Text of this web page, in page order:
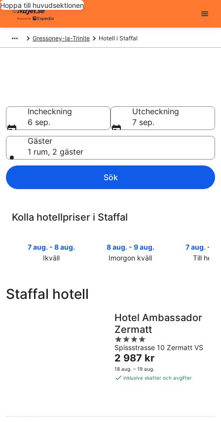
Hoppa till huvudsektionen
Gressoney-la-Trinite Hotell i Staffal
Incheckning
6 sep.
Utcheckning
7 sep.
Gäster
1 rum, 2 gäster
Sök
Kolla hotellpriser i Staffal
7 aug. - 8 aug.
Ikväll
Staffal
8 aug. - 9 aug.
Imorgon kväll
imorgon
natt,
aug.
aug.
7 aug. - 9
Till
helgen,
-
Staffal hotell
Hotel Ambassador
Zermatt
4
out
of
5
Spissstrasse 10 Zermatt VS
Priset
är
2 987 kr
2 987 kr
18 aug. – 19 aug.
inklusive skatter och avgifter